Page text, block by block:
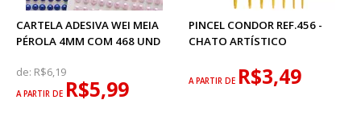
CARTELA ADESIVA WEI MEIA
PÉROLA 4MM COM 468 UND
de: R$6,19
A PARTIR DE R$5,99
PINCEL CONDOR REF.456 -
CHATO ARTÍSTICO
A PARTIR DE R$3,49